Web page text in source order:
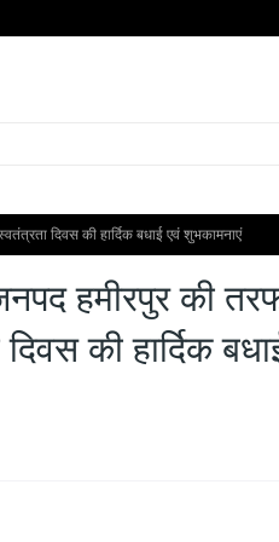
दिवस की हार्दिक बधाई एवं शुभकामनाएं
हमीरपुर की
की हार्दिक